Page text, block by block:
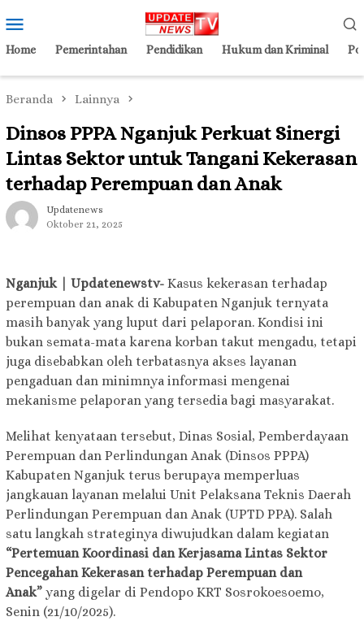
ke
kontenMobile
Home Pemerintahan Pendidikan Hukum dan Kriminal
Beranda Lainnya
Dinsos PPPA Nganjuk Perkuat Sinergi
Lintas Sektor untuk Tangani Kekerasan
terhadap Perempuan dan Anak
Updatenews
Oktober 21, 2025
Nganjuk | Updatenewstv- Kasus kekerasan terhadap
perempuan dan anak di Kabupaten Nganjuk ternyata
masih banyak yang luput dari pelaporan. Kondisi ini
bukan semata-mata karena korban takut mengadu, tetapi
juga disebabkan oleh terbatasnya akses layanan
pengaduan dan minimnya informasi mengenai
mekanisme pelaporan yang tersedia bagi masyarakat.
Melihat kenyataan tersebut, Dinas Sosial, Pemberdayaan
Perempuan dan Perlindungan Anak (Dinsos PPPA)
Kabupaten Nganjuk terus berupaya memperluas
jangkauan layanan melalui Unit Pelaksana Teknis Daerah
Perlindungan Perempuan dan Anak (UPTD PPA). Salah
satu langkah strateginya diwujudkan dalam kegiatan
“Pertemuan Koordinasi dan Kerjasama Lintas Sektor
Pencegahan Kekerasan terhadap Perempuan dan
Anak” yang digelar di Pendopo KRT Sosrokoesoemo,
Senin (21/10/2025).